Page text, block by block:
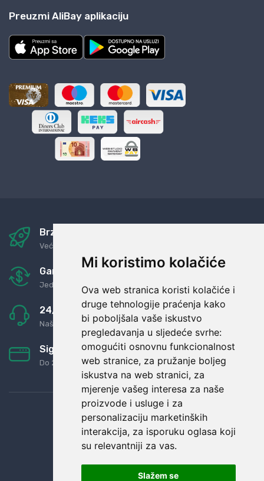
Mi koristimo kolačiće
Ova web stranica koristi kolačiće i
druge tehnologije praćenja kako
bi poboljšala vaše iskustvo
pregledavanja u sljedeće svrhe:
omogućiti osnovnu funkcionalnost
web stranice, za pružanje boljeg
iskustva na web stranici, za
mjerenje vašeg interesa za naše
proizvode i usluge i za
personalizaciju marketinških
interakcija, za isporuku oglasa koji
su relevantniji za vas.
Slažem se
Preuzmi AliBay aplikaciju
Brza i sigurna dostava
Već za nekoliko dana kod vas
Garancija u povrat novaca
Jednostavno pravilo: Roba za novac
24/7 odlična podrška
Naši agenti uvijek na raspolaganju
Sigurno obročno plaćanje
Do 24 rata bez kamata